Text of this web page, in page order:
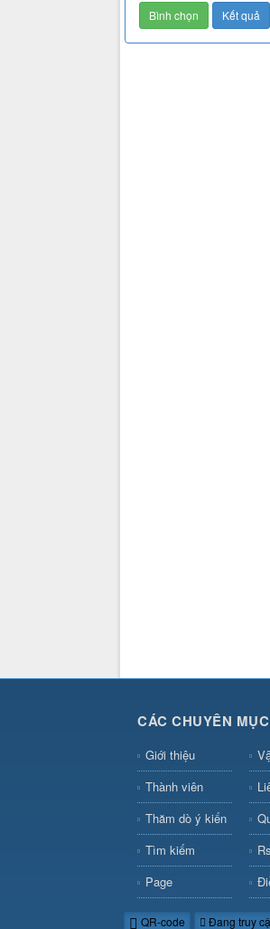
CÁC CHUYÊN
Giới thiệu
Thành viên
Thăm dò ý kiến
Tìm kiếm
Page
QR-code Đang truy